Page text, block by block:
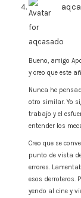
Bueno, amigo
y creo que este
Nunca he
otro similar. Yo
trabajo y el
entender los
Creo que se
punto de vista
errores.
esos derroteros.
yendo al cine y